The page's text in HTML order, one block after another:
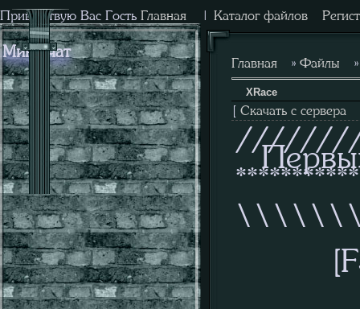
Приветствую Вас Гость Главная Каталог файлов
Мини-чат
Главная » Файлы
XRace
[ Скачать с сервера
Первый